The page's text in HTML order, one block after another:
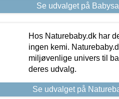
Se udvalget på
Hos Naturebaby.dk har
ingen kemi.
miljøvenlige univers til
deres udvalg.
Se udvalget på